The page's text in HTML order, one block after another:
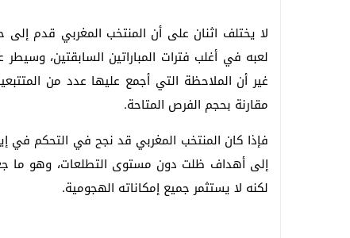
لا يختلف اثنان على أن المنتخب المغربي قدم
لعبه في أغلب فترات المباراتين السابقتين،
غير أن الملاحظة التي أجمع عليها عدد من
مقارنة بحجم الفرص المتاحة.
فإذا كان المنتخب المغربي قد نجح في التحكم في
إلى أهداف ظلت دون مستوى التطلعات، وهو ما
لكنه لا يستثمر جميع إمكاناته الهجومية.